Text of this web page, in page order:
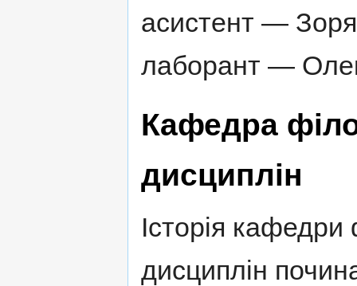
асистент —
лаборант —
Кафедра
дисциплін
Історія кафедри
дисциплін